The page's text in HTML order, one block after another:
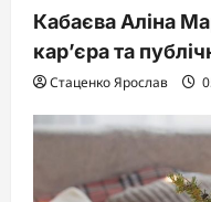
Кабаєва Аліна
кар’єра та
Стаценко Ярослав